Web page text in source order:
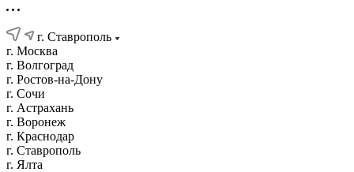
г. Ставрополь
г. Москва
г. Волгоград
г. Ростов-на-Дону
г. Сочи
г. Астрахань
г. Воронеж
г. Краснодар
г. Ставрополь
г. Ялта